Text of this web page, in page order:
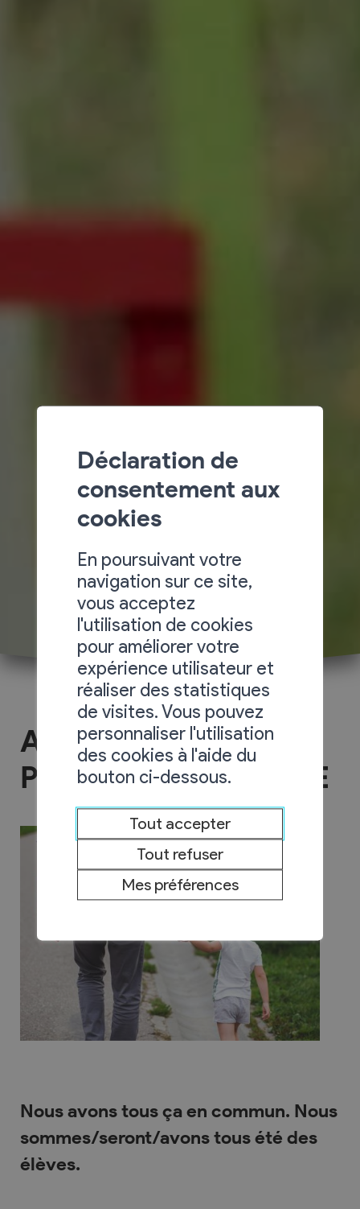
Association des
Parents d'Elèves - APE
Nous avons tous ça en commun. Nous
sommes/seront/avons tous été des
élèves.
Déclaration de
consentement aux
cookies
En poursuivant votre
navigation sur ce site,
vous acceptez
l'utilisation de cookies
pour améliorer votre
expérience utilisateur et
réaliser des statistiques
de visites. Vous pouvez
personnaliser l'utilisation
des cookies à l'aide du
bouton ci-dessous.
Tout accepter
Tout refuser
Mes préférences